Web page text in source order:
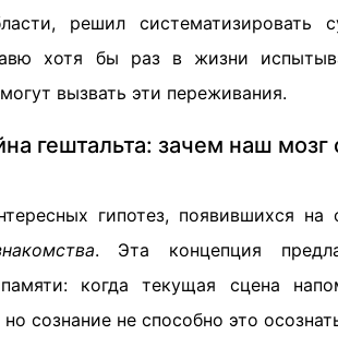
решил систематизировать
хотя бы раз в жизни
вызвать эти переживания.
гештальта: зачем наш
гипотез, появившихся на
. Эта концепция
памяти: когда текущая сцена
сознание не способно это